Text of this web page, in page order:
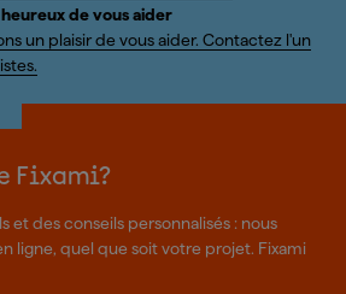
de vous aider
un plaisir de vous aider. Contactez l'un
Fixami?
et des conseils personnalisés : nous
ligne, quel que soit votre projet. Fixami